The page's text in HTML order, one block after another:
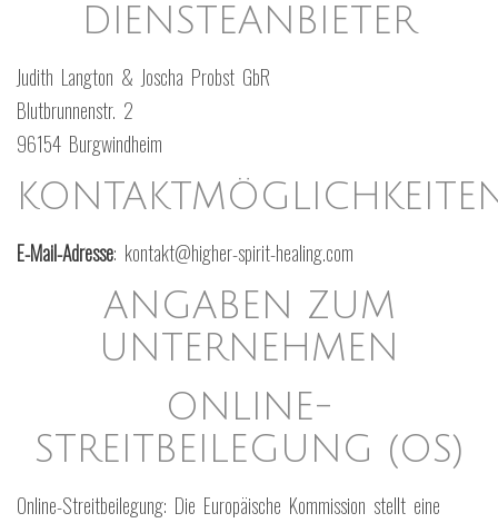
DIENSTEANBIETER
Judith Langton & Joscha Probst GbR
Blutbrunnenstr. 2
96154 Burgwindheim
E-Mail-Adresse: kontakt@higher-spirit-healing.com
ANGABEN ZUM
UNTERNEHMEN
ONLINE-
STREITBEILEGUNG (OS)
Online-Streitbeilegung: Die Europäische Kommission stellt eine